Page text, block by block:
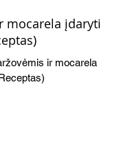
mocarela įdaryti
ir mocarela